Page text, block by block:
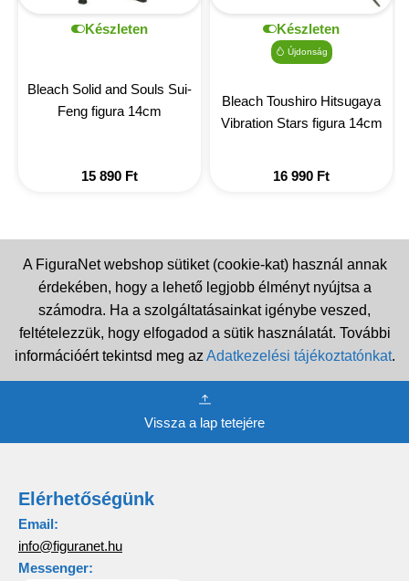
Készleten
Bleach Solid and Souls Sui-
Feng figura 14cm
15 890 Ft
Készleten
Újdonság
Bleach Toushiro Hitsugaya
Vibration Stars figura 14cm
16 990 Ft
A FiguraNet webshop sütiket (cookie-kat) használ annak
érdekében, hogy a lehető legjobb élményt nyújtsa a
számodra. Ha a szolgáltatásainkat igénybe veszed,
feltételezzük, hogy elfogadod a sütik használatát. További
információért tekintsd meg az Adatkezelési tájékoztatónkat.
Vissza a lap tetejére
Elérhetőségünk
Email:
info@figuranet.hu
Messenger: